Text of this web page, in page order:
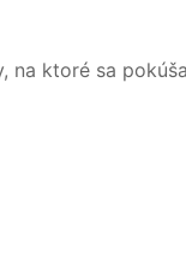
na ktoré sa